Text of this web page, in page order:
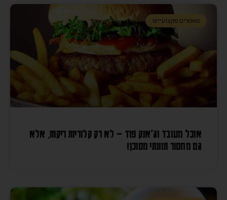
מאמרים מקצועיים
אוכל מעובד וג'אנק פוד – לא רק קלוריות ריקות, אלא
גם מחסור תזונתי מסוכן!